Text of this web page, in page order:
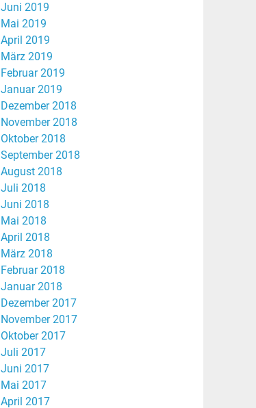
Juni 2019
Mai 2019
April 2019
März 2019
Februar 2019
Januar 2019
Dezember 2018
November 2018
Oktober 2018
September 2018
August 2018
Juli 2018
Juni 2018
Mai 2018
April 2018
März 2018
Februar 2018
Januar 2018
Dezember 2017
November 2017
Oktober 2017
Juli 2017
Juni 2017
Mai 2017
April 2017